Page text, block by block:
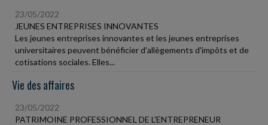
23/05/2022
JEUNES ENTREPRISES INNOVANTES
Les jeunes entreprises innovantes et les jeunes entreprises
universitaires peuvent bénéficier d'allègements d'impôts et de
cotisations sociales. Elles...
Vie des affaires
23/05/2022
PATRIMOINE PROFESSIONNEL DE L'ENTREPRENEUR